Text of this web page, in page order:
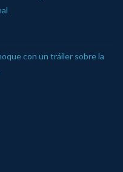
con un tráiler sobre la